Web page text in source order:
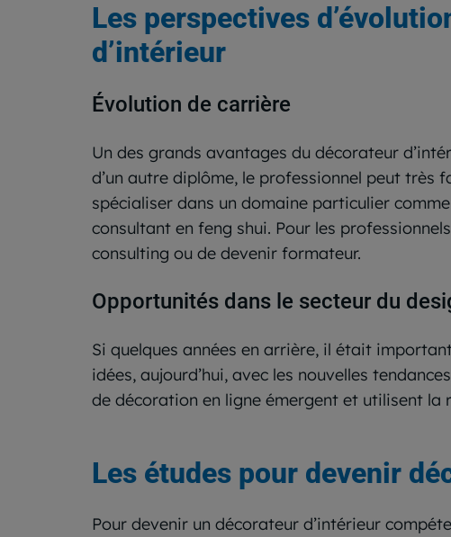
Les perspectives
d’intérieur
Évolution de carrière
Un des grands avantages du décorateur
d’un autre diplôme, le professionnel peut très
spécialiser dans un domaine particulier
consultant en feng shui. Pour les
consulting ou de devenir formateur.
Opportunités dans le secteur du
Si quelques années en arrière, il était
idées, aujourd’hui, avec les nouvelles
de décoration en ligne émergent et utilisent la
Les études pour devenir
Pour devenir un décorateur d’intérieur